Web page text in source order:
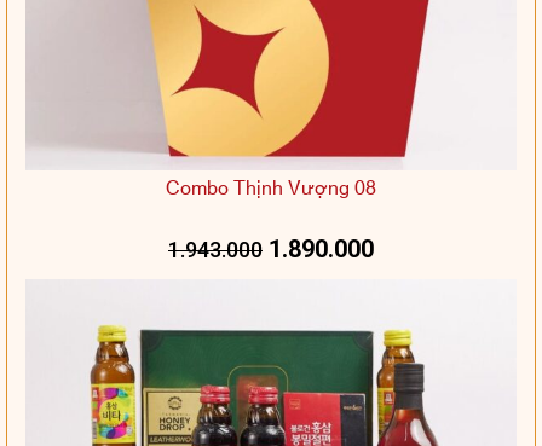
Combo Thịnh Vượng 08
1.943.000 1.890.000